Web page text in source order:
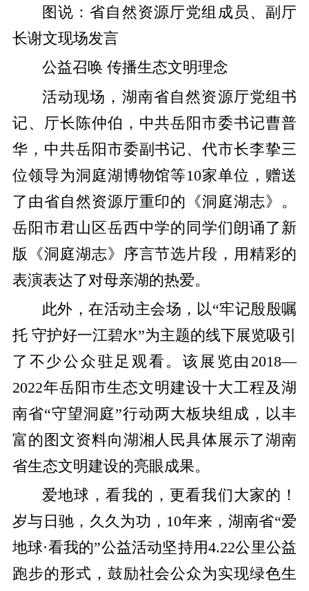
图说：省自然资源厅党组成员、副厅
长谢文现场发言
公益召唤 传播生态文明理念
活动现场，湖南省自然资源厅党组书
记、厅长陈仲伯，中共岳阳市委书记曹普
华，中共岳阳市委副书记、代市长李挚三
位领导为洞庭湖博物馆等10家单位，赠送
了由省自然资源厅重印的《洞庭湖志》。
岳阳市君山区岳西中学的同学们朗诵了新
版《洞庭湖志》序言节选片段，用精彩的
表演表达了对母亲湖的热爱。
此外，在活动主会场，以“牢记殷殷嘱
托 守护好一江碧水”为主题的线下展览吸引
了不少公众驻足观看。该展览由2018—
2022年岳阳市生态文明建设十大工程及湖
南省“守望洞庭”行动两大板块组成，以丰
富的图文资料向湖湘人民具体展示了湖南
省生态文明建设的亮眼成果。
爱地球，看我的，更看我们大家的！
岁与日驰，久久为功，10年来，湖南省“爱
地球·看我的”公益活动坚持用4.22公里公益
跑步的形式，鼓励社会公众为实现绿色生